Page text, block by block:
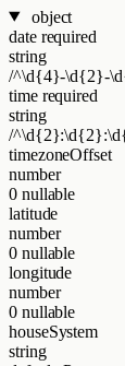
object
date required
string
/^\d{4}-\d{2}-
time required
string
/
timezoneOffset
number
0 nullable
latitude
number
0 nullable
longitude
number
0 nullable
houseSystem
string